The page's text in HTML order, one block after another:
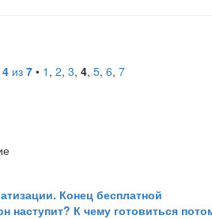
4 из 7 • 1 , 2, 3, 4, 5, 6, 7
Конец бесплатной
наступит? К чему готовиться